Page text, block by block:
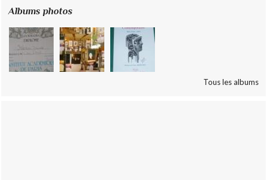
Albums photos
Tous les albums